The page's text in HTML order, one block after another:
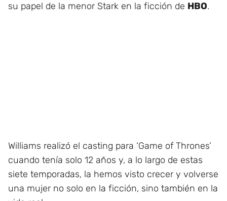
su papel de la menor Stark en la ficción de HBO.
Williams realizó el casting para ‘Game of Thrones’
cuando tenía solo 12 años y, a lo largo de estas
siete temporadas, la hemos visto crecer y volverse
una mujer no solo en la ficción, sino también en la